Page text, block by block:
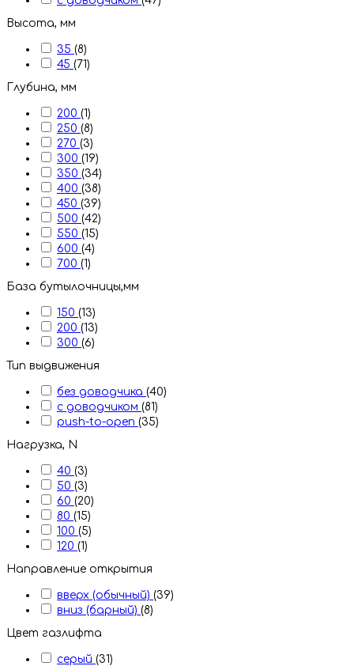
Высота, мм
35 (8)
45 (71)
Глубина, мм
200 (1)
250 (8)
270 (3)
300 (19)
350 (34)
400 (38)
450 (39)
500 (42)
550 (15)
600 (4)
700 (1)
База бутылочницы,мм
150 (13)
200 (13)
300 (6)
Тип выдвижения
без доводчика (40)
с доводчиком (81)
push-to-open (35)
Нагрузка, N
40 (3)
50 (3)
60 (20)
80 (15)
100 (5)
120 (1)
Направление открытия
вверх (обычный) (39)
вниз (барный) (8)
Цвет газлифта
серый (31)